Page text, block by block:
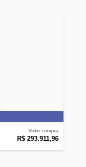
Valor compra
R$ 293.911,96